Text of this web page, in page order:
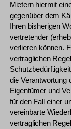
Mietern hiermit
gegenüber dem
Ihren bisherigen
vertretender
verlieren können.
vertraglichen
die Verantwortung
Eigentümer und
für den Fall einer
vereinbarte
vertraglichen